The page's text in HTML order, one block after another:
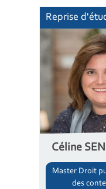
Reprise
Céline
Master Droit
des